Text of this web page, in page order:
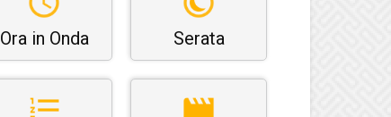
Ora in Onda Serata